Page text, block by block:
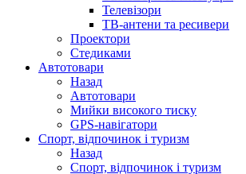
Телевізори
ТВ-антени та ресивери
Проектори
Стедиками
Автотовари
Назад
Автотовари
Мийки високого тиску
GPS-навігатори
Спорт, відпочинок і туризм
Назад
Спорт, відпочинок і туризм